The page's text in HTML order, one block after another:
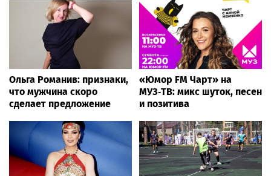
Ольга Романив: признаки,
что мужчина скоро
сделает предложение
«Юмор FM Чарт» на
МУЗ‑ТВ: микс шуток, песен
и позитива